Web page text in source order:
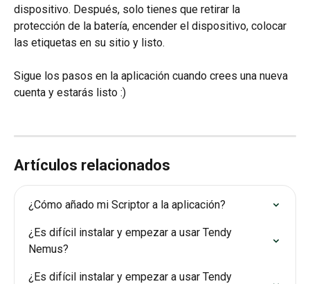
dispositivo. Después, solo tienes que retirar la
protección de la batería, encender el dispositivo, colocar
las etiquetas en su sitio y listo.
Sigue los pasos en la aplicación cuando crees una nueva
cuenta y estarás listo :)
Artículos relacionados
¿Cómo añado mi Scriptor a la aplicación?
¿Es difícil instalar y empezar a usar Tendy
Nemus?
¿Es difícil instalar y empezar a usar Tendy